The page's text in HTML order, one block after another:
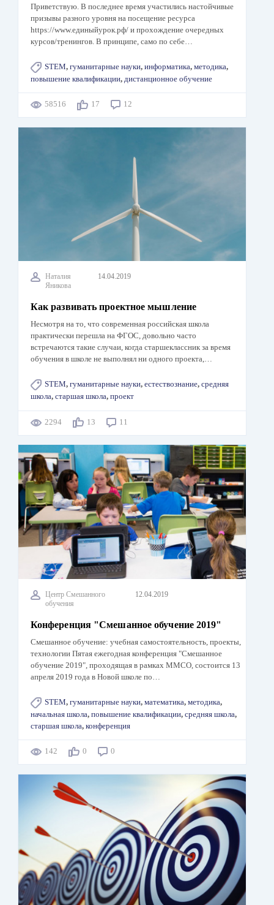
Приветствую. В последнее время участились настойчивые
призывы разного уровня на посещение ресурса
https://www.единыйурок.рф/ и прохождение очередных
курсов/тренингов. В принципе, само по себе…
STEM, гуманитарные науки, информатика, методика,
повышение квалификации, дистанционное обучение
58516 17 12
Наталия
Яникова
14.04.2019
Как развивать проектное мышление
Несмотря на то, что современная российская школа
практически перешла на ФГОС, довольно часто
встречаются такие случаи, когда старшеклассник за время
обучения в школе не выполнял ни одного проекта,…
STEM, гуманитарные науки, естествознание, средняя
школа, старшая школа, проект
2294 13 11
Центр Смешанного
обучения
12.04.2019
Конференция "Смешанное обучение 2019"
Смешанное обучение: учебная самостоятельность, проекты,
технологии Пятая ежегодная конференция "Смешанное
обучение 2019", проходящая в рамках ММСО, состоится 13
апреля 2019 года в Новой школе по…
STEM, гуманитарные науки, математика, методика,
начальная школа, повышение квалификации, средняя школа,
старшая школа, конференция
142 0 0